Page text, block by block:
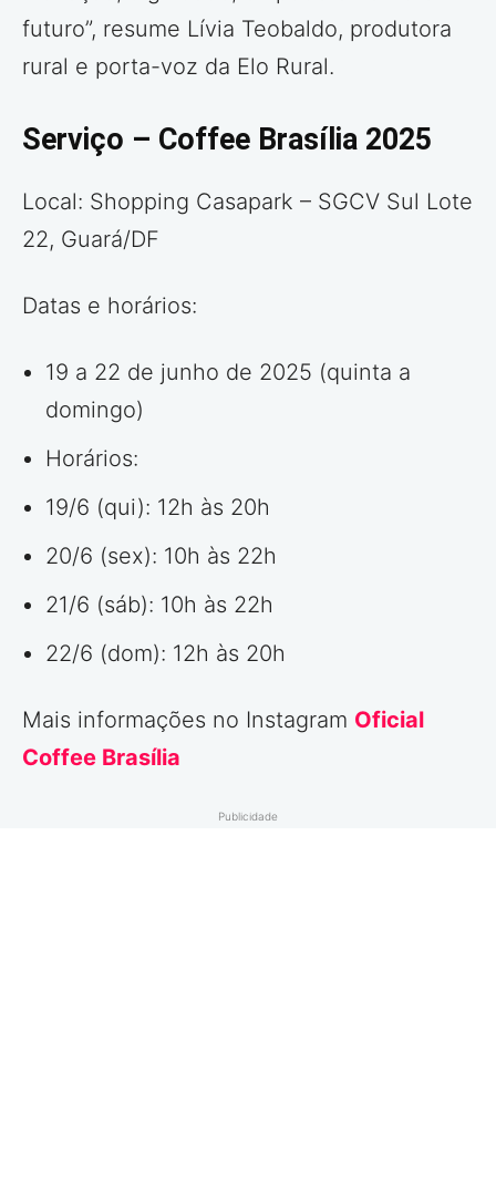
futuro”, resume Lívia Teobaldo, produtora
rural e porta-voz da Elo Rural.
Serviço – Coffee Brasília 2025
Local: Shopping Casapark – SGCV Sul Lote
22, Guará/DF
Datas e horários:
19 a 22 de junho de 2025 (quinta a
domingo)
Horários:
19/6 (qui): 12h às 20h
20/6 (sex): 10h às 22h
21/6 (sáb): 10h às 22h
22/6 (dom): 12h às 20h
Mais informações no Instagram Oficial
Coffee Brasília
Publicidade